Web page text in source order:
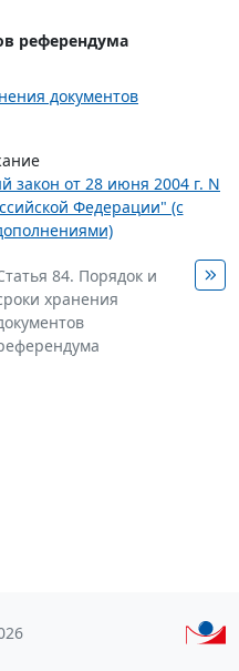
референдума
документов
закон от 28 июня 2004 г. N
Федерации" (с
84. Порядок и
хранения